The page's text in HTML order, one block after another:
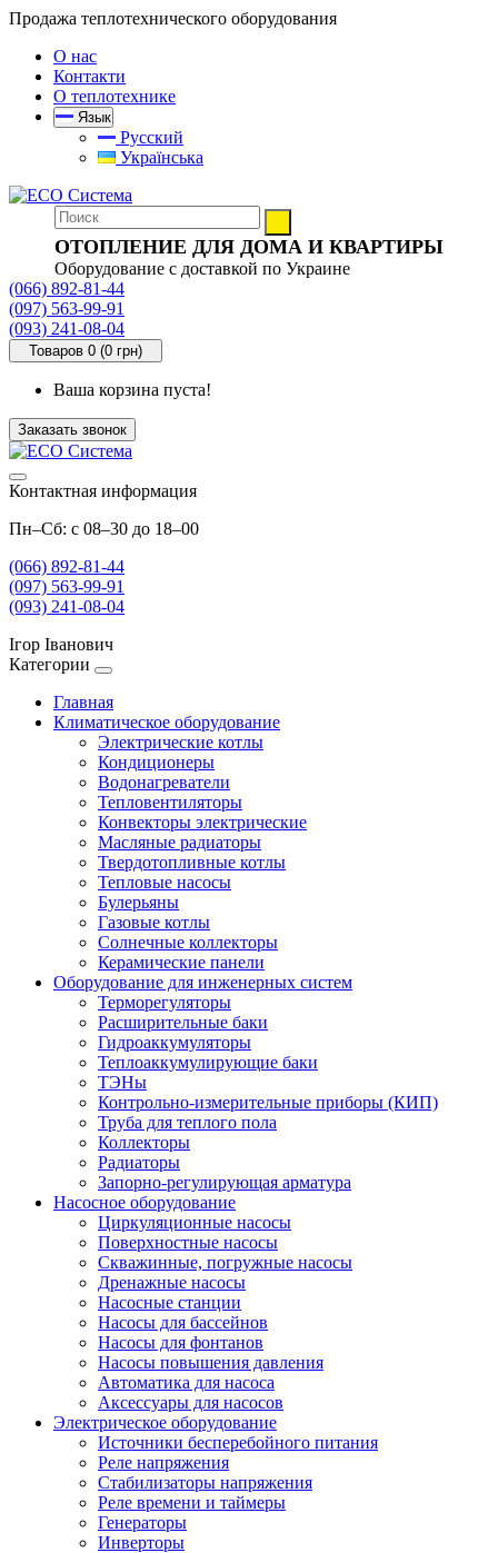
Продажа теплотехнического оборудования
О нас
Контакти
О теплотехнике
Язык
Русский
Українська
ОТОПЛЕНИЕ ДЛЯ ДОМА И КВАРТИРЫ
Оборудование с доставкой по Украине
(066) 892-81-44
(097) 563-99-91
(093) 241-08-04
Товаров 0 (0 грн)
Ваша корзина пуста!
Заказать звонок
Контактная информация
Пн–Сб: с 08–30 до 18–00
(066) 892-81-44
(097) 563-99-91
(093) 241-08-04
Ігор Іванович
Категории
Главная
Климатическое оборудование
Электрические котлы
Кондиционеры
Водонагреватели
Тепловентиляторы
Конвекторы электрические
Масляные радиаторы
Твердотопливные котлы
Тепловые насосы
Булерьяны
Газовые котлы
Солнечные коллекторы
Керамические панели
Оборудование для инженерных систем
Терморегуляторы
Расширительные баки
Гидроаккумуляторы
Теплоаккумулирующие баки
ТЭНы
Контрольно-измерительные приборы (КИП)
Труба для теплого пола
Коллекторы
Радиаторы
Запорно-регулирующая арматура
Насосное оборудование
Циркуляционные насосы
Поверхностные насосы
Скважинные, погружные насосы
Дренажные насосы
Насосные станции
Насосы для бассейнов
Насосы для фонтанов
Насосы повышения давления
Автоматика для насоса
Аксессуары для насосов
Электрическое оборудование
Источники бесперебойного питания
Реле напряжения
Стабилизаторы напряжения
Реле времени и таймеры
Генераторы
Инверторы